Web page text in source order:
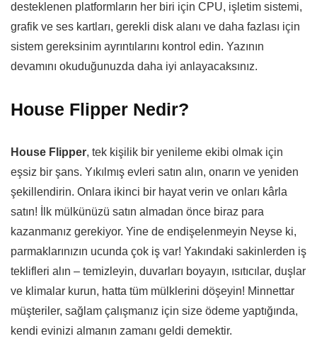
desteklenen platformların her biri için CPU, işletim sistemi,
grafik ve ses kartları, gerekli disk alanı ve daha fazlası için
sistem gereksinim ayrıntılarını kontrol edin. Yazının
devamını okuduğunuzda daha iyi anlayacaksınız.
House Flipper Nedir?
House Flipper, tek kişilik bir yenileme ekibi olmak için
eşsiz bir şans. Yıkılmış evleri satın alın, onarın ve yeniden
şekillendirin. Onlara ikinci bir hayat verin ve onları kârla
satın! İlk mülkünüzü satın almadan önce biraz para
kazanmanız gerekiyor. Yine de endişelenmeyin Neyse ki,
parmaklarınızın ucunda çok iş var! Yakındaki sakinlerden iş
teklifleri alın – temizleyin, duvarları boyayın, ısıtıcılar, duşlar
ve klimalar kurun, hatta tüm mülklerini döşeyin! Minnettar
müşteriler, sağlam çalışmanız için size ödeme yaptığında,
kendi evinizi almanın zamanı geldi demektir.